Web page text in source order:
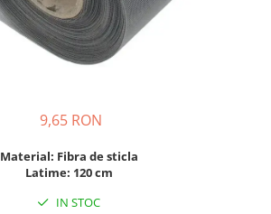
9,65 RON
Material: Fibra de sticla
Latime: 120 cm
IN STOC